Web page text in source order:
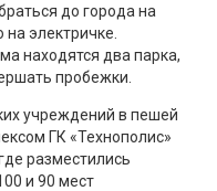
до города на
электричке.
находятся два парка,
пробежки.
учреждений в пешей
ГК «Технополис»
разместились
и 90 мест